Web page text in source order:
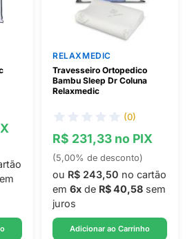
RELAXMEDIC
Travesseiro Ortopedico
Bambu Sleep Dr Coluna
Relaxmedic
(0)
R$ 231,33 no PIX
(5,00% de desconto)
ou R$ 243,50 no cartão
em 6x de R$ 40,58 sem
juros
Adicionar ao Carrinho